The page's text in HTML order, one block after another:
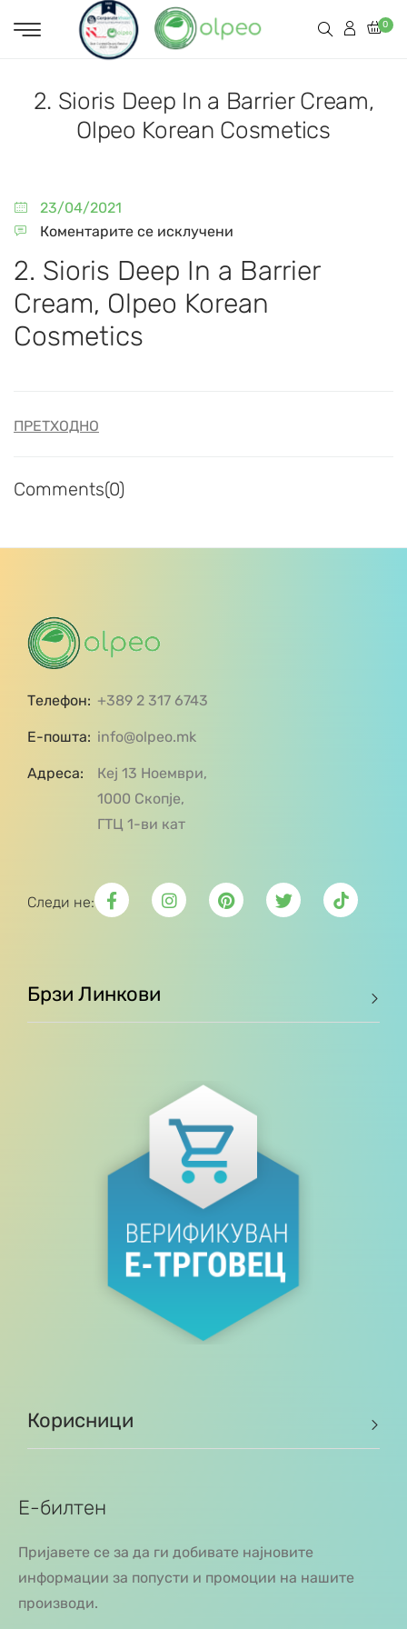
0
2. Sioris Deep In a Barrier Cream,
Olpeo Korean Cosmetics
23/04/2021
Коментарите се исклучени
2. Sioris Deep In a Barrier
Cream, Olpeo Korean
Cosmetics
ПРЕТХОДНО
Comments(0)
Телефон: +389 2 317 6743
Е-пошта: info@olpeo.mk
Адреса:
Кеј 13 Ноември,
1000 Скопје,
ГТЦ 1-ви кат
Следи не:
Брзи Линкови
Корисници
Е-билтен
Пријавете се за да ги добивате најновите
информации за попусти и промоции на нашите
производи.